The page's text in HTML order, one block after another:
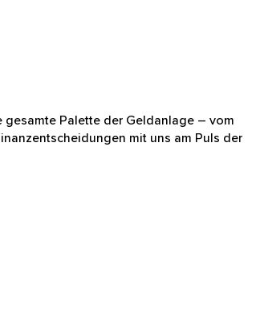
Alles akzeptieren
die gesamte Palette der Geldanlage
all Ihre Finanzentscheidungen mit